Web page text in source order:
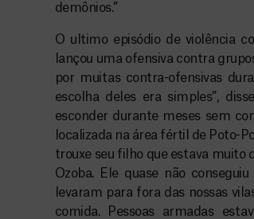
demônios.”
O ultimo episódio de violência
lançou uma ofensiva contra
por muitas contra-ofensivas
escolha deles era simples”,
esconder durante meses sem
localizada na área fértil de Poto-
trouxe seu filho que estava muito
Ozoba. Ele quase não
levaram para fora das nossas
comida. Pessoas armadas